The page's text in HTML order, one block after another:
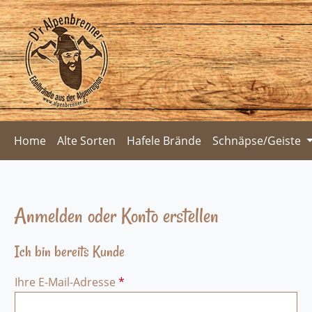
Hauptinhalt springen
Zur Suche springen
Zur Hauptnavigation springen
Home Alte Sorten Hafele Brände Schnäpse/Geiste
Anmelden oder Konto erstellen
Ich bin bereits Kunde
Ihre E-Mail-Adresse *